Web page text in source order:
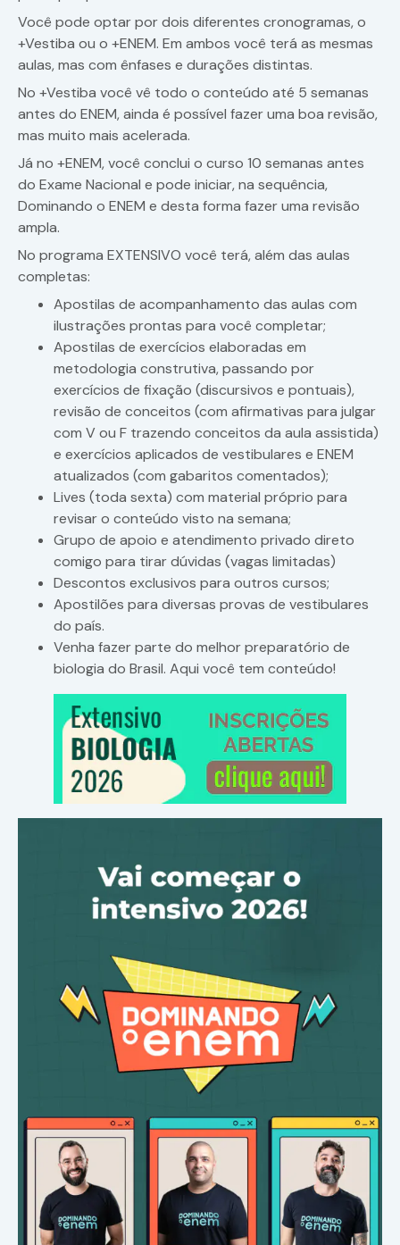
Você pode optar por dois diferentes cronogramas, o
+Vestiba ou o +ENEM. Em ambos você terá as mesmas
aulas, mas com ênfases e durações distintas.
No +Vestiba você vê todo o conteúdo até 5 semanas
antes do ENEM, ainda é possível fazer uma boa revisão,
mas muito mais acelerada.
Já no +ENEM, você conclui o curso 10 semanas antes
do Exame Nacional e pode iniciar, na sequência,
Dominando o ENEM e desta forma fazer uma revisão
ampla.
No programa EXTENSIVO você terá, além das aulas
completas:
Apostilas de acompanhamento das aulas com
ilustrações prontas para você completar;
Apostilas de exercícios elaboradas em
metodologia construtiva, passando por
exercícios de fixação (discursivos e pontuais),
revisão de conceitos (com afirmativas para julgar
com V ou F trazendo conceitos da aula assistida)
e exercícios aplicados de vestibulares e ENEM
atualizados (com gabaritos comentados);
Lives (toda sexta) com material próprio para
revisar o conteúdo visto na semana;
Grupo de apoio e atendimento privado direto
comigo para tirar dúvidas (vagas limitadas)
Descontos exclusivos para outros cursos;
Apostilões para diversas provas de vestibulares
do país.
Venha fazer parte do melhor preparatório de
biologia do Brasil. Aqui você tem conteúdo!